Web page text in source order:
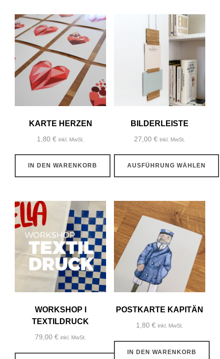
KARTE HERZEN
1,80€ inkl. MwSt.
IN DEN WARENKORB
BILDERLEISTE
27,00 € inkl. MwSt.
AUSFÜHRUNG WÄHLEN
weist
mehrere
Varianten
auf.
Die
Optionen
können
auf
gewählt
WORKSHOP I
TEXTILDRUCK
79,00€ inkl. MwSt.
POSTKARTE KAPITÄN
1,80 € inkl. MwSt.
IN DEN WARENKORB